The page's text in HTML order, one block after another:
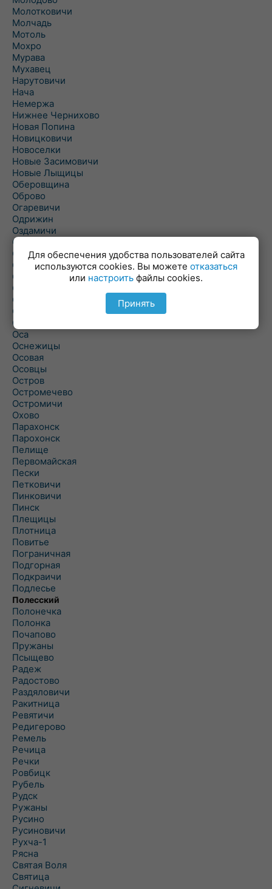
Молотковичи
Молчадь
Мотоль
Мохро
Мурава
Мухавец
Нарутовичи
Нача
Немержа
Нижнее Чернихово
Новая Попина
Новицковичи
Новоселки
Новые Засимовичи
Новые Лыщицы
Оберовщина
Оброво
Огаревичи
Одрижин
Оздамичи
Озяты
Олтуш
Ольманы
Ольпень
Ольшаны
Омельная
Ополь
Орехово
Оса
Оснежицы
Осовая
Осовцы
Остров
Остромечево
Остромичи
Охово
Парахонск
Парохонск
Пелище
Первомайская
Пески
Петковичи
Пинковичи
Пинск
Плещицы
Плотница
Повитье
Пограничная
Подгорная
Подкраичи
Подлесье
Полесский
Полонечка
Полонка
Почапово
Пружаны
Псыщево
Радеж
Радостово
Раздяловичи
Ракитница
Ревятичи
Редигерово
Ремель
Речица
Речки
Ровбицк
Рубель
Рудск
Ружаны
Русино
Русиновичи
Рухча-1
Рясна
Святая Воля
Святица
Для обеспечения удобства пользователей сайта
используются cookies. Вы можете отказаться
или настроить файлы cookies.
Принять